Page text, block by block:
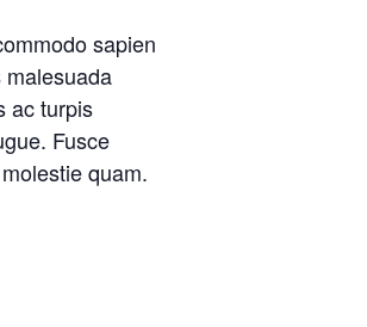
sapien
ac turpis
Fusce
quam.